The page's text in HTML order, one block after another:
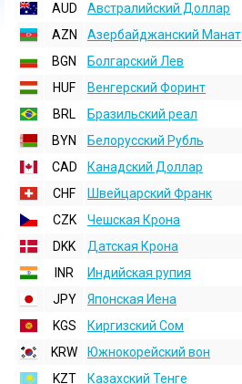
AUD
Австралийский Доллар
AZN
Азербайджанский Манат
BGN
Болгарский Лев
HUF
Венгерский Форинт
BRL
Бразильский реал
BYN
Белорусский Рубль
CAD
Канадский Доллар
CHF
Швейцарский Франк
CZK
Чешская Крона
DKK
Датская Крона
INR
Индийская pупия
JPY
Японская Иена
KGS
Киргизский Сом
KRW
Южнокорейский вон
KZT
Казахский Тенге